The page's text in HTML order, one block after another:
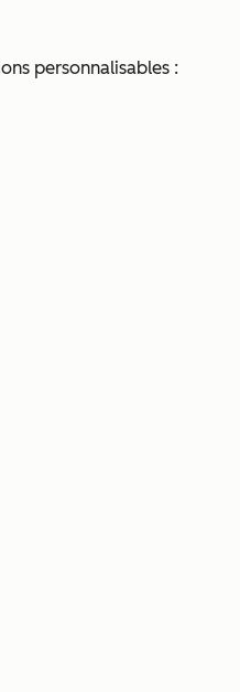
personnalisables :